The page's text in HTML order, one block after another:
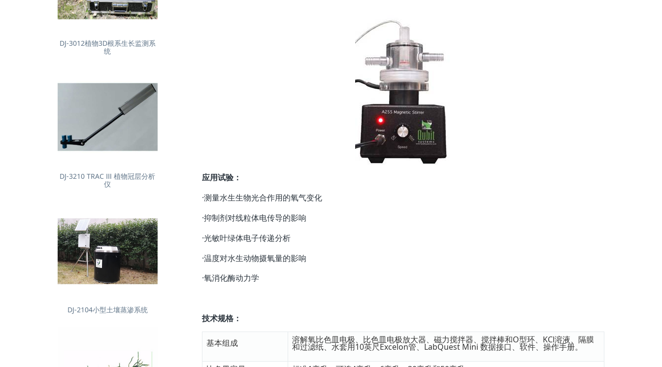
应用试验：
·测量水生生物光合作用的氧气变化
·抑制剂对线粒体电传导的影响
·光敏叶绿体电子传递分析
·温度对水生动物摄氧量的影响
·氧消化酶动力学
技术规格：
基本组成 溶解氧比色皿电极、比色皿电极放大器、磁力搅拌器、搅拌棒和O型环、KCl溶液、隔膜
和过滤纸、水套用10英尺Excelon管、LabQuest Mini 数据接口、软件、操作手册。
DJ-3012植物3D根系生长监测系
统
DJ-3210 TRAC Ⅲ 植物冠层分析
仪
DJ-2104小型土壤蒸渗系统